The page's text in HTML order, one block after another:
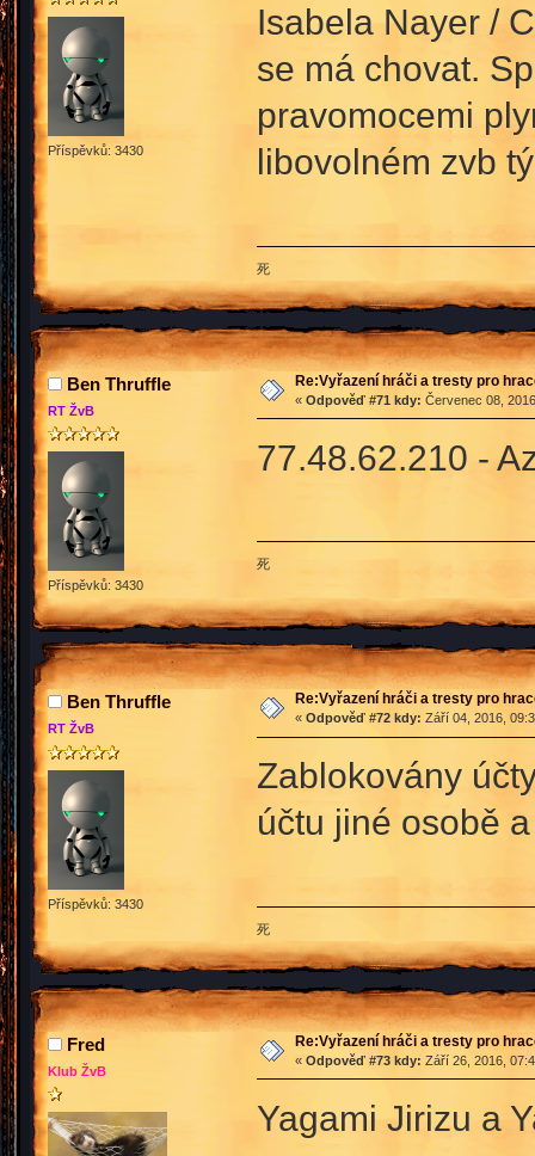
Příspěvků: 3430
Isabela Nayer /
se má chovat.
pravomocemi
libovolném zvb
死
Ben Thruffle
RT ŽvB
Příspěvků: 3430
Re:Vyřazení hráči a tresty pro
« Odpověď #71 kdy: Červenec 08,
77.48.62.210 -
死
Ben Thruffle
RT ŽvB
Příspěvků: 3430
Re:Vyřazení hráči a tresty pro
« Odpověď #72 kdy: Září 04, 2016,
Zablokovány
účtu jiné osobě
死
Fred
Klub ŽvB
Re:Vyřazení hráči a tresty pro
« Odpověď #73 kdy: Září 26, 2016,
Yagami Jirizu a